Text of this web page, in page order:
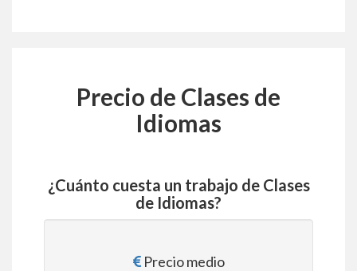
Precio de Clases de
Idiomas
¿Cuánto cuesta un trabajo de Clases
de Idiomas?
Precio medio